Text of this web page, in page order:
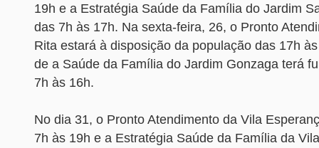
19h e a Estratégia Saúde da Família do Jardim
das 7h às 17h. Na sexta-feira, 26, o Pronto
Rita estará à disposição da população das 17h
de a Saúde da Família do Jardim Gonzaga terá
7h às 16h.
No dia 31, o Pronto Atendimento da Vila
7h às 19h e a Estratégia Saúde da Família da